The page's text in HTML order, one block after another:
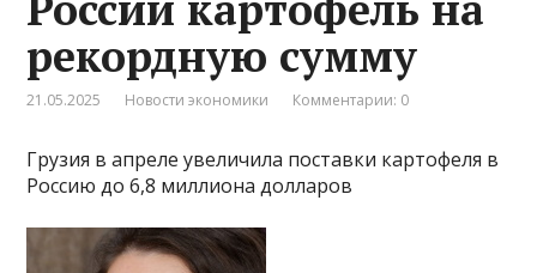
рекордную сумму
21.05.2025 Новости экономики Комментарии: 0
Грузия в апреле увеличила поставки картофеля в
Россию до 6,8 миллиона долларов